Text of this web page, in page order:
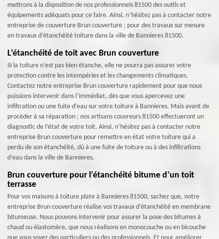
mettrons à la disposition de nos professionnels 81500 des outils et
équipements adéquats pour ce faire. Ainsi, n’hésitez pas à contacter notre
entreprise de couverture Brun couverture ; pour des travaux sur mesure
en travaux d’étanchéité toiture dans la ville de Bannieres 81500.
L’étanchéité de toit avec Brun couverture
Si la toiture n’est pas bien étanche, elle ne pourra pas assurer votre
protection contre les intempéries et les changements climatiques.
Contactez notre entreprise Brun couverture rapidement pour que nous
puissions intervenir dans l’immédiat, dès que vous apercevez une
infiltration ou une fuite d’eau sur votre toiture à Bannieres. Mais avant de
procéder à sa réparation ; nos artisans couvreurs 81500 effectueront un
diagnostic de l’état de votre toit. Ainsi, n’hésitez pas à contacter notre
entreprise Brun couverture pour remettre en état votre toiture qui a
perdu de son étanchéité, dû à une fuite de toiture ou à des infiltrations
d’eau dans la ville de Bannieres.
Brun couverture pour l’étanchéité bitume d’un toit
terrasse
Pour vos maisons à toiture plate à Bannieres 81500, sachez que, notre
entreprise Brun couverture réalise vos travaux d’étanchéité en membrane
bitumeuse. Nous pouvons intervenir pour assurer la pose des bitumes à
chaud ou élastomère, que nous réalisons en monocouche ou en bicouche